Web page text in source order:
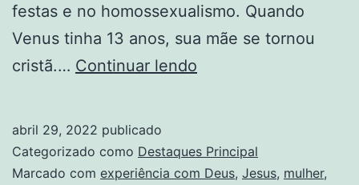
festas e no homossexualismo. Quando
Venus tinha 13 anos, sua mãe se tornou
cristã.… Continuar lendo
Jesus,
mulher
abril 29, 2022 publicado
Categorizado como Destaques Principal
Marcado com experiência com Deus, Jesus, mulher,